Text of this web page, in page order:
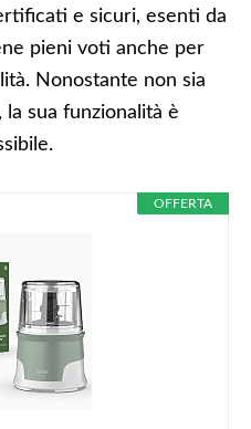
e sicuri, esenti da
pieni voti anche per
Nonostante non sia
sua funzionalità è
OFFERTA